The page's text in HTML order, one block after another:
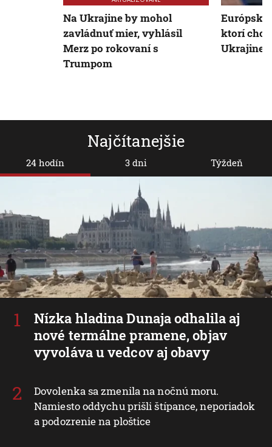
Najčítanejšie
24 hodín
Nízka hladina Dunaja odhalila aj
nové termálne pramene, objav
vyvoláva u vedcov aj obavy
Dovolenka sa zmenila na nočnú moru.
Namiesto oddychu prišli štípance, neporiadok
a podozrenie na ploštice
3 dni Týždeň
Na Ukrajine by mohol
zavládnuť mier, vyhlásil
Merz po rokovaní s
Trumpom
Európski
ktorí
Ukrajine,